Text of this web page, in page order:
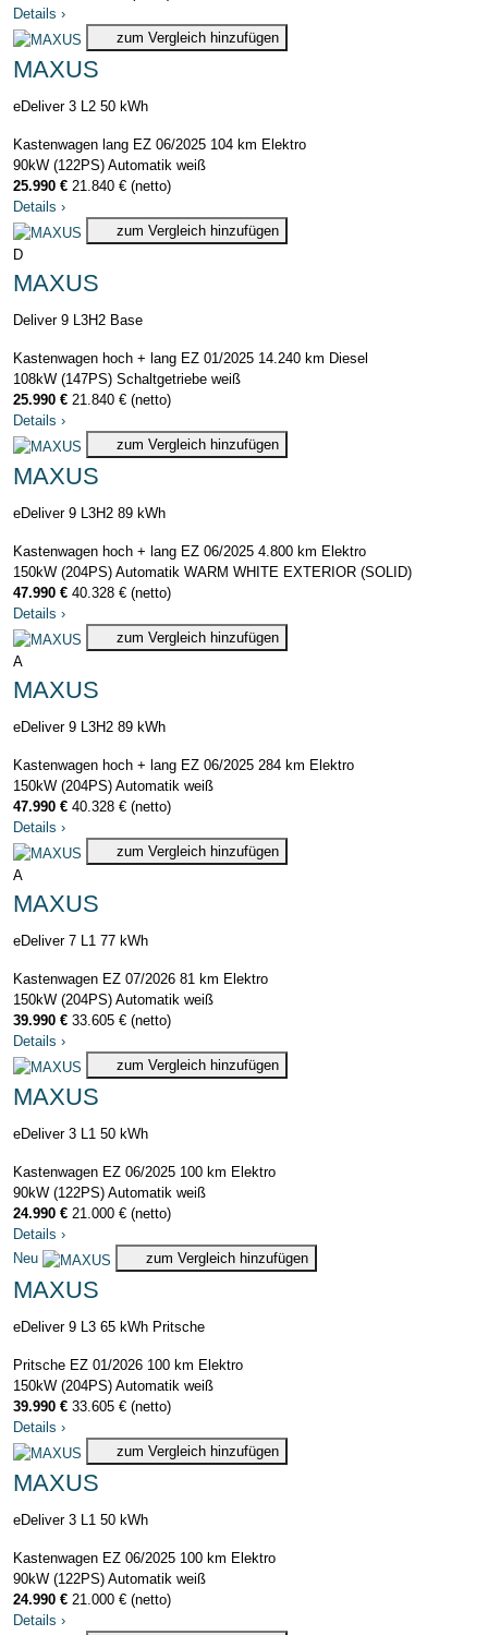
Details ›
zum Vergleich hinzufügen
MAXUS
eDeliver 3 L2 50 kWh
Kastenwagen lang EZ 06/2025 104 km Elektro
90kW (122PS) Automatik weiß
25.990 € 21.840 € (netto)
Details ›
zum Vergleich hinzufügen
D
MAXUS
Deliver 9 L3H2 Base
Kastenwagen hoch + lang EZ 01/2025 14.240 km Diesel
108kW (147PS) Schaltgetriebe weiß
25.990 € 21.840 € (netto)
Details ›
zum Vergleich hinzufügen
MAXUS
eDeliver 9 L3H2 89 kWh
Kastenwagen hoch + lang EZ 06/2025 4.800 km Elektro
150kW (204PS) Automatik WARM WHITE EXTERIOR (SOLID)
47.990 € 40.328 € (netto)
Details ›
zum Vergleich hinzufügen
A
MAXUS
eDeliver 9 L3H2 89 kWh
Kastenwagen hoch + lang EZ 06/2025 284 km Elektro
150kW (204PS) Automatik weiß
47.990 € 40.328 € (netto)
Details ›
zum Vergleich hinzufügen
A
MAXUS
eDeliver 7 L1 77 kWh
Kastenwagen EZ 07/2026 81 km Elektro
150kW (204PS) Automatik weiß
39.990 € 33.605 € (netto)
Details ›
zum Vergleich hinzufügen
MAXUS
eDeliver 3 L1 50 kWh
Kastenwagen EZ 06/2025 100 km Elektro
90kW (122PS) Automatik weiß
24.990 € 21.000 € (netto)
Details ›
Neu
zum Vergleich hinzufügen
MAXUS
eDeliver 9 L3 65 kWh Pritsche
Pritsche EZ 01/2026 100 km Elektro
150kW (204PS) Automatik weiß
39.990 € 33.605 € (netto)
Details ›
zum Vergleich hinzufügen
MAXUS
eDeliver 3 L1 50 kWh
Kastenwagen EZ 06/2025 100 km Elektro
90kW (122PS) Automatik weiß
24.990 € 21.000 € (netto)
Details ›